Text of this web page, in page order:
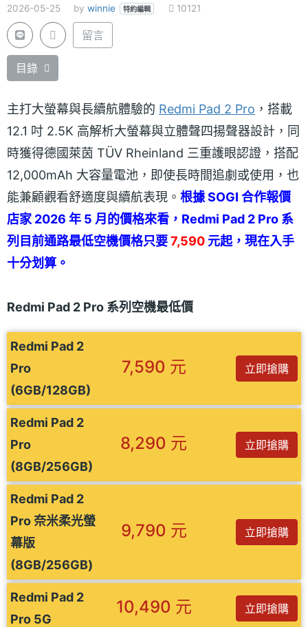
2026-05-25 by winnie 特約編輯 10121
留言
目錄
主打大螢幕與長續航體驗的 Redmi Pad 2 Pro ，搭載
12.1 吋 2.5K 高解析大螢幕與立體聲四揚聲器設計，同
時獲得德國萊茵 TÜV Rheinland 三重護眼認證，搭配
12,000mAh 大容量電池，即使長時間追劇或使用，也
能兼顧觀看舒適度與續航表現。 根據 SOGI 合作報價
店家 2026 年 5 月的價格來看，Redmi Pad 2 Pro 系
列目前通路最低空機價格只要7,590 元起，現在入手
十分划算。
Redmi Pad 2 Pro 系列空機最低價
Redmi Pad 2
Pro
(6GB/128GB)
7,590 元 立即搶購
Redmi Pad 2
Pro
(8GB/256GB)
8,290 元 立即搶購
Redmi Pad 2
Pro 奈米柔光螢
幕版
(8GB/256GB)
9,790 元 立即搶購
Redmi Pad 2
Pro 5G
10,490 元 立即搶購